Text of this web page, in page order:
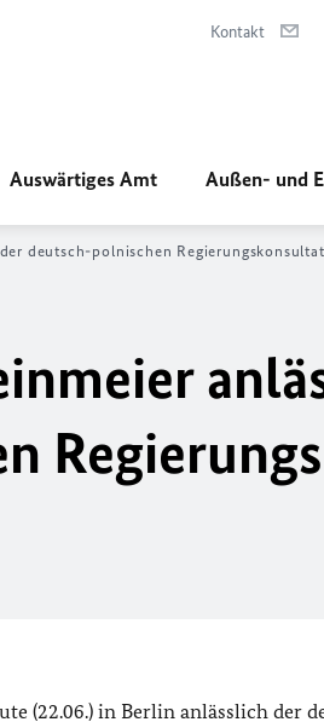
Kontakt
Auswärtiges Amt Außen- und
deutsch-polnischen
(22.06.) in Berlin anlässlich der